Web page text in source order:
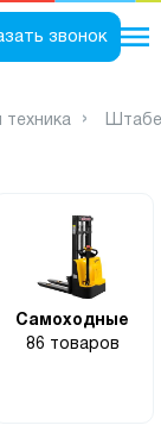
звонок
техника
Самоходные
86 товаров